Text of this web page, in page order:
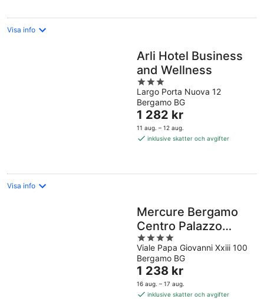
Visa info
Arli Hotel Business
and Wellness
3
out
of
5
Largo Porta Nuova 12
Bergamo BG
Priset
är
1 282 kr
1 282 kr
11 aug. – 12 aug.
inklusive skatter och avgifter
Visa info
Mercure Bergamo
Centro Palazzo
Dolci
4
out
of
5
Viale Papa Giovanni Xxiii 100
Bergamo BG
Priset
är
1 238 kr
1 238 kr
16 aug. – 17 aug.
inklusive skatter och avgifter